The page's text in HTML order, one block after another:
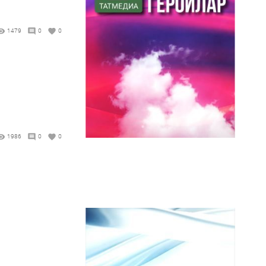
1479 0 0
1986 0 0